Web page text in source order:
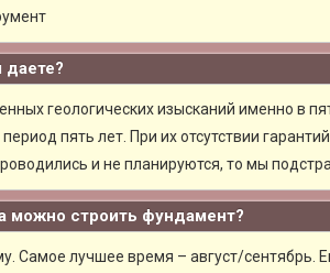
даете?
геологических изысканий именно в
пять лет. При их отсутствии
и не планируются, то мы
можно строить фундамент?
Самое лучшее время – август/сентябрь.